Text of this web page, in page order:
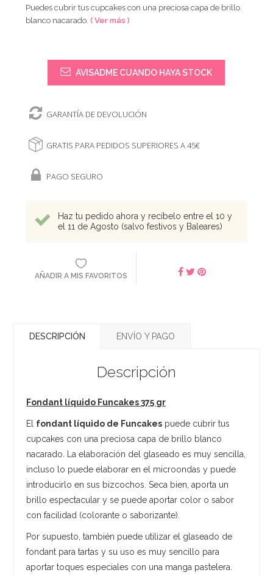
Puedes cubrir tus cupcakes con una preciosa capa de brillo
blanco nacarado.( Ver más )
AVISADME CUANDO HAYA STOCK
GARANTÍA DE DEVOLUCIÓN
GRATIS PARA PEDIDOS SUPERIORES A 45€
PAGO SEGURO
Haz tu pedido ahora y recíbelo entre el 10 y
el 11 de Agosto (salvo festivos y Baleares)
AÑADIR A MIS FAVORITOS
DESCRIPCIÓN ENVÍO Y PAGO
Descripción
Fondant líquido Funcakes 375 gr
El fondant líquido de Funcakes puede cubrir tus
cupcakes con una preciosa capa de brillo blanco
nacarado. La elaboración del glaseado es muy sencilla,
incluso lo puede elaborar en el microondas y puede
introducirlo en sus bizcochos. Seca bien, aporta un
brillo espectacular y se puede aportar color o sabor
con facilidad (colorante o saborizante).
Por supuesto, también puede utilizar el glaseado de
fondant para tartas y su uso es muy sencillo para
aportar toques especiales con una manga pastelera.